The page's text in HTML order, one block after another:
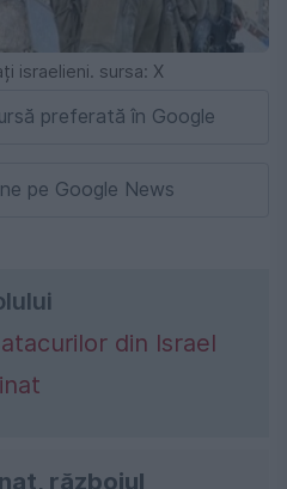
israelieni. sursa: X
preferată în Google
pe Google News
din Israel
războiul